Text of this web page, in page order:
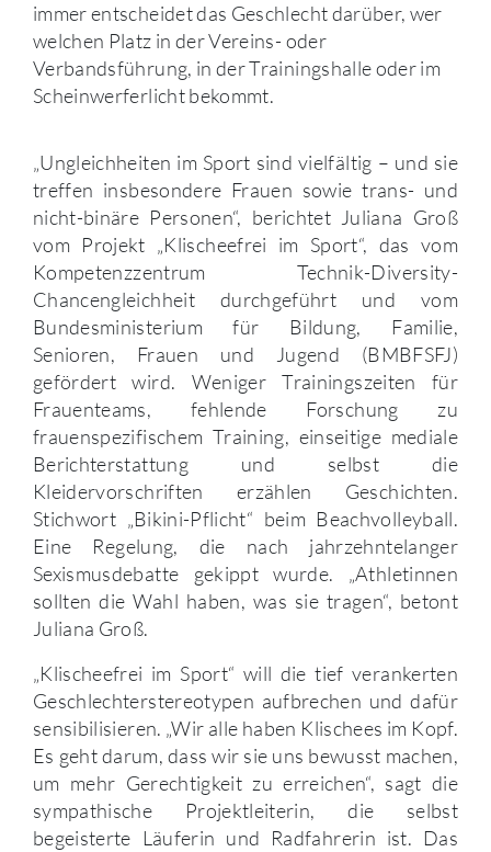
immer entscheidet das Geschlecht darüber, wer
welchen Platz in der Vereins- oder
Verbandsführung, in der Trainingshalle oder im
Scheinwerferlicht bekommt.
„Ungleichheiten im Sport sind vielfältig – und sie
treffen insbesondere Frauen sowie trans- und
nicht-binäre Personen“, berichtet Juliana Groß
vom Projekt „Klischeefrei im Sport“, das vom
Kompetenzzentrum Technik-Diversity-
Chancengleichheit durchgeführt und vom
Bundesministerium für Bildung, Familie,
Senioren, Frauen und Jugend (BMBFSFJ)
gefördert wird. Weniger Trainingszeiten für
Frauenteams, fehlende Forschung zu
frauenspezifischem Training, einseitige mediale
Berichterstattung und selbst die
Kleidervorschriften erzählen Geschichten.
Stichwort „Bikini-Pflicht“ beim Beachvolleyball.
Eine Regelung, die nach jahrzehntelanger
Sexismusdebatte gekippt wurde. „Athletinnen
sollten die Wahl haben, was sie tragen“, betont
Juliana Groß.
„Klischeefrei im Sport“ will die tief verankerten
Geschlechterstereotypen aufbrechen und dafür
sensibilisieren. „Wir alle haben Klischees im Kopf.
Es geht darum, dass wir sie uns bewusst machen,
um mehr Gerechtigkeit zu erreichen“, sagt die
sympathische Projektleiterin, die selbst
begeisterte Läuferin und Radfahrerin ist. Das